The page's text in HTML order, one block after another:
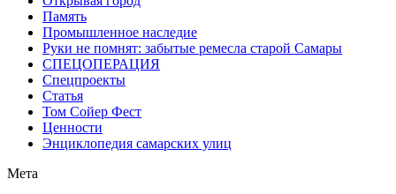
Память
Промышленное наследие
Руки не помнят: забытые ремесла старой Самары
СПЕЦОПЕРАЦИЯ
Спецпроекты
Статья
Том Сойер Фест
Ценности
Энциклопедия самарских улиц
Мета